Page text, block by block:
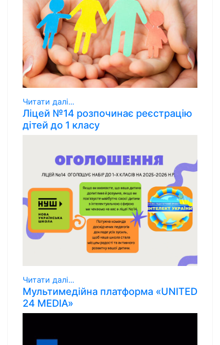
Читати далі...
Ліцей №14 розпочинає реєстрацію
дітей до 1 класу
Читати далі...
Мультимедійна платформа «UNITED
24 MEDIA»